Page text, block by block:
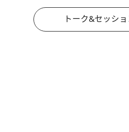
トーク&セッシ